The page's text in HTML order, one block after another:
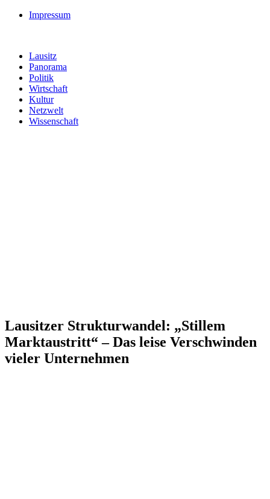
Impressum
Lausitz
Panorama
Politik
Wirtschaft
Kultur
Netzwelt
Wissenschaft
Lausitzer Strukturwandel: „Stillem
Marktaustritt“ – Das leise Verschwinden
vieler Unternehmen